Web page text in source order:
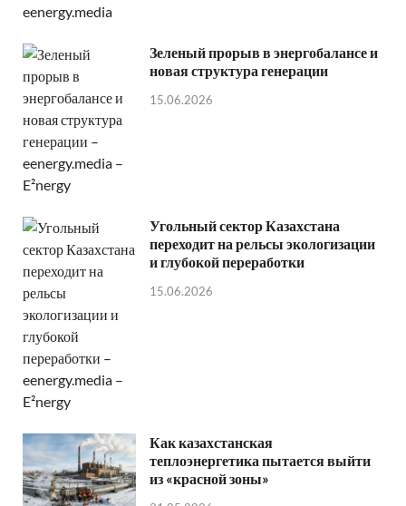
Зеленый прорыв в энергобалансе и
новая структура генерации
15.06.2026
Угольный сектор Казахстана
переходит на рельсы экологизации
и глубокой переработки
15.06.2026
Как казахстанская
теплоэнергетика пытается выйти
из «красной зоны»